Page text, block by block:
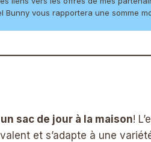
vous rapportera une somme
sac de jour à la maison!
et s’adapte à une